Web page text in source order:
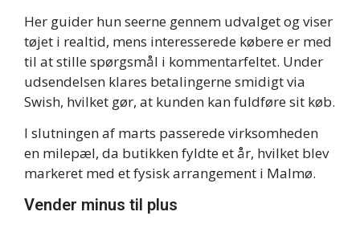
Her guider hun seerne gennem udvalget og viser
tøjet i realtid, mens interesserede købere er med
til at stille spørgsmål i kommentarfeltet. Under
udsendelsen klares betalingerne smidigt via
Swish, hvilket gør, at kunden kan fuldføre sit køb.
I slutningen af marts passerede virksomheden
en milepæl, da butikken fyldte et år, hvilket blev
markeret med et fysisk arrangement i Malmø.
Vender minus til plus